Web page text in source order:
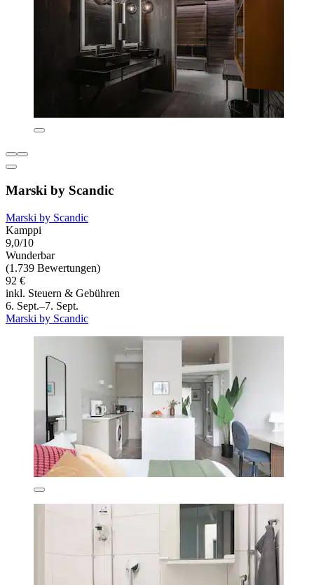
Marski by Scandic
Marski by Scandic
Kamppi
9,0/10
Wunderbar
(1.739 Bewertungen)
92 €
inkl. Steuern & Gebühren
6. Sept.–7. Sept.
Marski by Scandic